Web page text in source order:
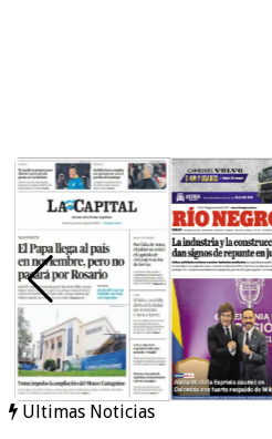
Ultimas Noticias